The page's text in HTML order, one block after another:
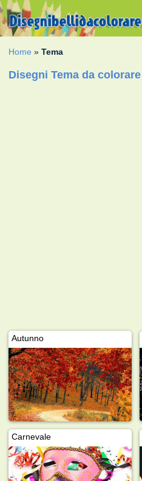
Home »Tema
Disegni Tema da colorare
Autunno
Carnevale